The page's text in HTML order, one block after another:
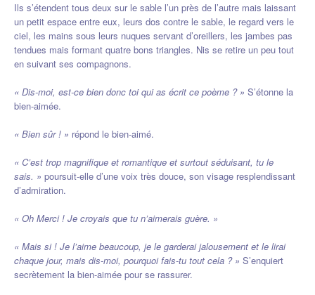
Ils s’étendent tous deux sur le sable l’un près de l’autre mais laissant
un petit espace entre eux, leurs dos contre le sable, le regard vers le
ciel, les mains sous leurs nuques servant d’oreillers, les jambes pas
tendues mais formant quatre bons triangles. Nis se retire un peu tout
en suivant ses compagnons.
« Dis-moi, est-ce bien donc toi qui as écrit ce poème ? » S’étonne la
bien-aimée.
« Bien sûr ! » répond le bien-aimé.
« C’est trop magnifique et romantique et surtout séduisant, tu le
sais. » poursuit-elle d’une voix très douce, son visage resplendissant
d’admiration.
« Oh Merci ! Je croyais que tu n’aimerais guère. »
« Mais si ! Je l’aime beaucoup, je le garderai jalousement et le lirai
chaque jour, mais dis-moi, pourquoi fais-tu tout cela ? » S’enquiert
secrètement la bien-aimée pour se rassurer.